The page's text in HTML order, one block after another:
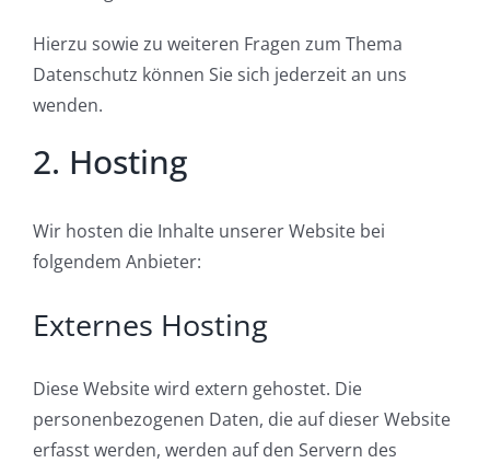
Hierzu sowie zu weiteren Fragen zum Thema
Datenschutz können Sie sich jederzeit an uns
wenden.
2. Hosting
Wir hosten die Inhalte unserer Website bei
folgendem Anbieter:
Externes Hosting
Diese Website wird extern gehostet. Die
personenbezogenen Daten, die auf dieser Website
erfasst werden, werden auf den Servern des